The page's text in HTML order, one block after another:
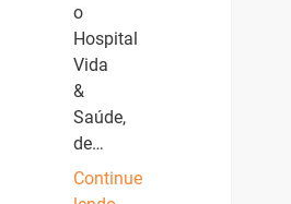
o
Hospital
Vida
&
Saúde,
de…
Continue